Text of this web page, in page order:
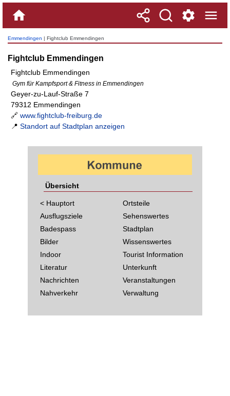
Emmendingen | Fightclub Emmendingen
Fightclub Emmendingen
Fightclub Emmendingen
Gym für Kampfsport & Fitness in Emmendingen
Geyer-zu-Lauf-Straße 7
79312 Emmendingen
🔗 www.fightclub-freiburg.de
📍 Standort auf Stadtplan anzeigen
Übersicht
< Hauptort
Ausflugsziele
Badespass
Bilder
Indoor
Literatur
Nachrichten
Nahverkehr
Ortsteile
Sehenswertes
Stadtplan
Wissenswertes
Tourist Information
Unterkunft
Veranstaltungen
Verwaltung